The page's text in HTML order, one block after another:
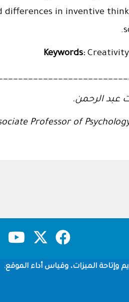
differences in inventive
Keywords:
عبد الرحمن.
Professor of
حقوق النشر سياسة الخصوصية
وإتاحة الميزات، وقياس أداء الموقع.